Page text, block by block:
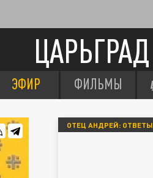
ЦАРЬГРАД
ЭФИР ФИЛЬМЫ
ОТЕЦ АНДРЕЙ: ОТВЕТЫ